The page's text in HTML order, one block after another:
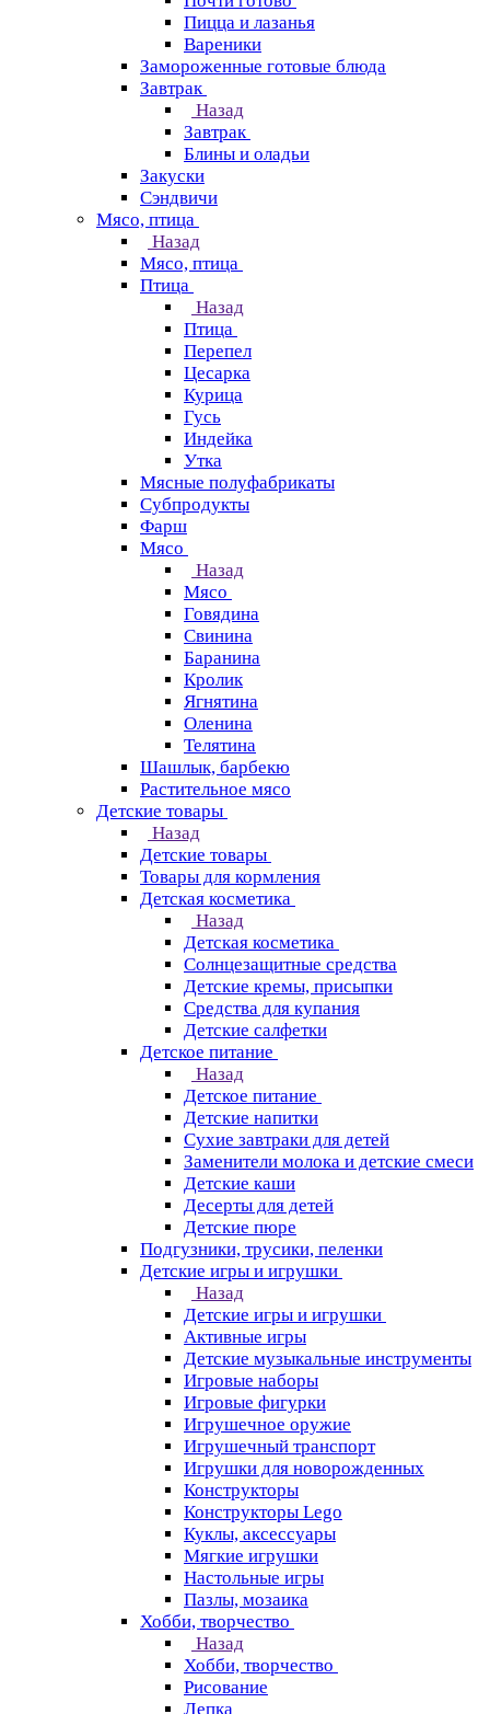
Пицца и лазанья
Вареники
Замороженные готовые блюда
Завтрак
Назад
Завтрак
Блины и оладьи
Закуски
Сэндвичи
Мясо, птица
Назад
Мясо, птица
Птица
Назад
Птица
Перепел
Цесарка
Курица
Гусь
Индейка
Утка
Мясные полуфабрикаты
Субпродукты
Фарш
Мясо
Назад
Мясо
Говядина
Свинина
Баранина
Кролик
Ягнятина
Оленина
Телятина
Шашлык, барбекю
Растительное мясо
Детские товары
Назад
Детские товары
Товары для кормления
Детская косметика
Назад
Детская косметика
Солнцезащитные средства
Детские кремы, присыпки
Средства для купания
Детские салфетки
Детское питание
Назад
Детское питание
Детские напитки
Сухие завтраки для детей
Заменители молока и детские смеси
Детские каши
Десерты для детей
Детские пюре
Подгузники, трусики, пеленки
Детские игры и игрушки
Назад
Детские игры и игрушки
Активные игры
Детские музыкальные инструменты
Игровые наборы
Игровые фигурки
Игрушечное оружие
Игрушечный транспорт
Игрушки для новорожденных
Конструкторы
Конструкторы Lego
Куклы, аксессуары
Мягкие игрушки
Настольные игры
Пазлы, мозаика
Хобби, творчество
Назад
Хобби, творчество
Рисование
Лепка